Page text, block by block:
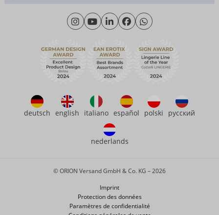
Lundi - Jeudi: 09h00 - 16h00
Vendredi: 09h00 - 15h00
Service client
Questions fréquemment posées (FAQ)
Qui sommes-nous
Durabilité
eroFame
deutsch english italiano español polski русский
nederlands
Imprint
Protection des données
Paramètres de confidentialité
© ORION Versand GmbH & Co. KG – 2026